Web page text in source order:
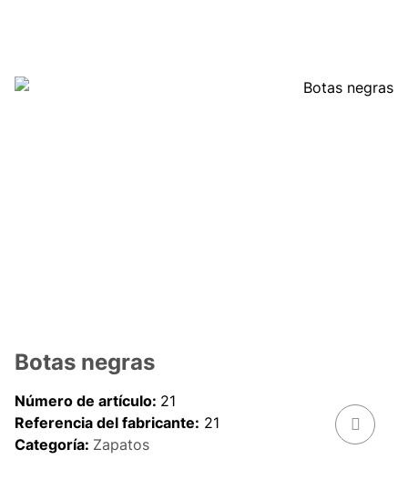
Botas negras
Número de artículo: 21
Referencia del fabricante: 21
Categoría: Zapatos